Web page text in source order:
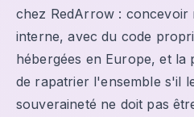
chez RedArrow : concevoir
interne, avec du code
hébergées en Europe, et la
de rapatrier l'ensemble s'il
souveraineté ne doit pas